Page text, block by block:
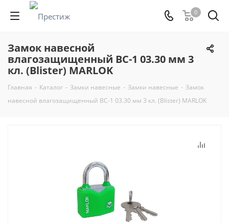
0
Замок навесной
влагозащищенный ВС-1 03.30 мм 3
кл. (Blister) MARLOK
Главная - Каталог - Замки навесные - Замки навесные - Замок
навесной влагозащищенный ВС-1 03.30 мм 3 кл. (Blister) MARLOK